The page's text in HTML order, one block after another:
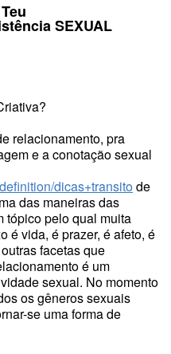
SEXUAL
relacionamento, pra
e a conotação sexual
dicas+transitode
das maneiras das
tópico pelo qual muita
é vida, é prazer, é afeto, é
facetas que
é um
sexual. No momento
os gêneros sexuais
se uma forma de